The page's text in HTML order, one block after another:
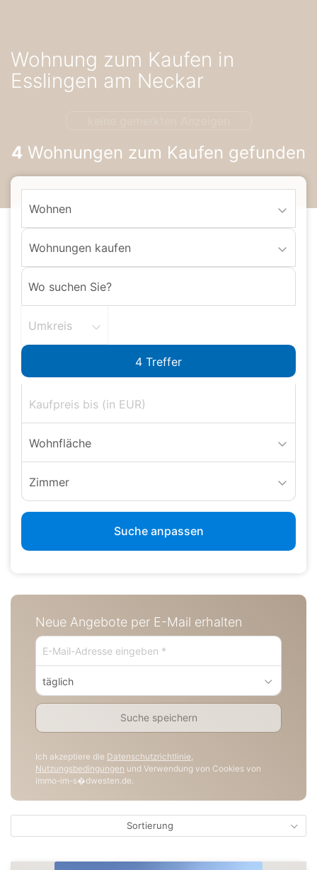
zur
Navigation
zum
Wohnung zum Kaufen in
Esslingen am Neckar
4 Wohnungen zum Kaufen gefunden
Wohnen
Wohnungen kaufen
Umkreis
Wohnfläche
Zimmer
Suche anpassen
Neue Angebote per E-Mail erhalten
täglich
Suche speichern
Ich akzeptiere die Datenschutzrichtlinie,
Nutzungsbedingungen und Verwendung von Cookies von
immo-im-s�dwesten.de.
Sortierung